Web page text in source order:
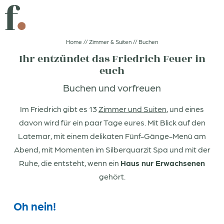
Zimmer & Suiten
Anfragen
DE IT EN
Home//Zimmer & Suiten//Buchen
Ihr entzündet das Friedrich Feuer in
euch
Buchen und vorfreuen
Im Friedrich gibt es 13 Zimmer und Suiten, und eines
davon wird für ein paar Tage eures. Mit Blick auf den
Latemar, mit einem delikaten Fünf-Gänge-Menü am
Abend, mit Momenten im Silberquarzit Spa und mit der
Ruhe, die entsteht, wenn ein Haus nur Erwachsenen
gehört.
Oh nein!